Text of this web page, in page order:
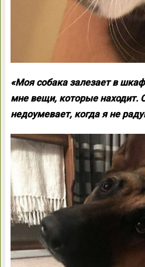
«Моя собака залезает в
мне вещи, которые находит.
недоумевает, когда я не